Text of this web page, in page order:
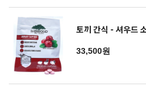
토끼 간식 - 셔우드
33,500원